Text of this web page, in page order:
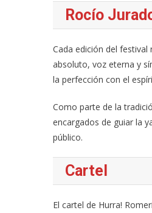
Rocío
Cada edición del
absoluto, voz eterna y
la perfección con el
Como parte de la
encargados de guiar la
público.
Cartel
El cartel de Hurra!